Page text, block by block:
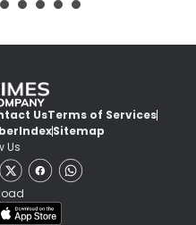
UsTerms of Services
IndexSitemap
Us